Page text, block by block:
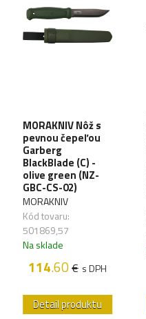
MORAKNIV Nôž s
pevnou čepeľou
Garberg
BlackBlade (C) -
olive green (NZ-
GBC-CS-02)
MORAKNIV
Kód tovaru:
501869,57
Na sklade
114.60€ s DPH
Detail produktu